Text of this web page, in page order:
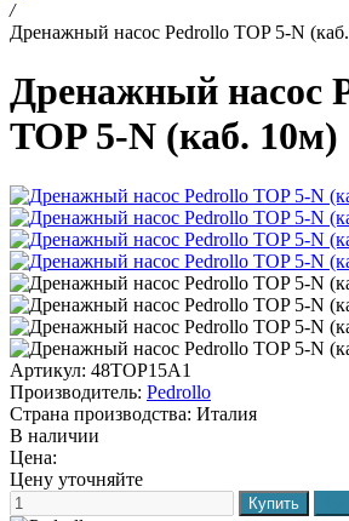
/
Дренажный насос Pedrollo TOP 5-N
Дренажный насос
TOP 5-N (каб. 10м)
Артикул: 48TOP15A1
Производитель: Pedrollo
Страна производства: Италия
В наличии
Цена:
Цену уточняйте